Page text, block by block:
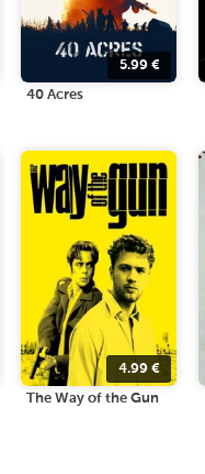
5.99 €
40 Acres
4.99 €
The Way of the Gun